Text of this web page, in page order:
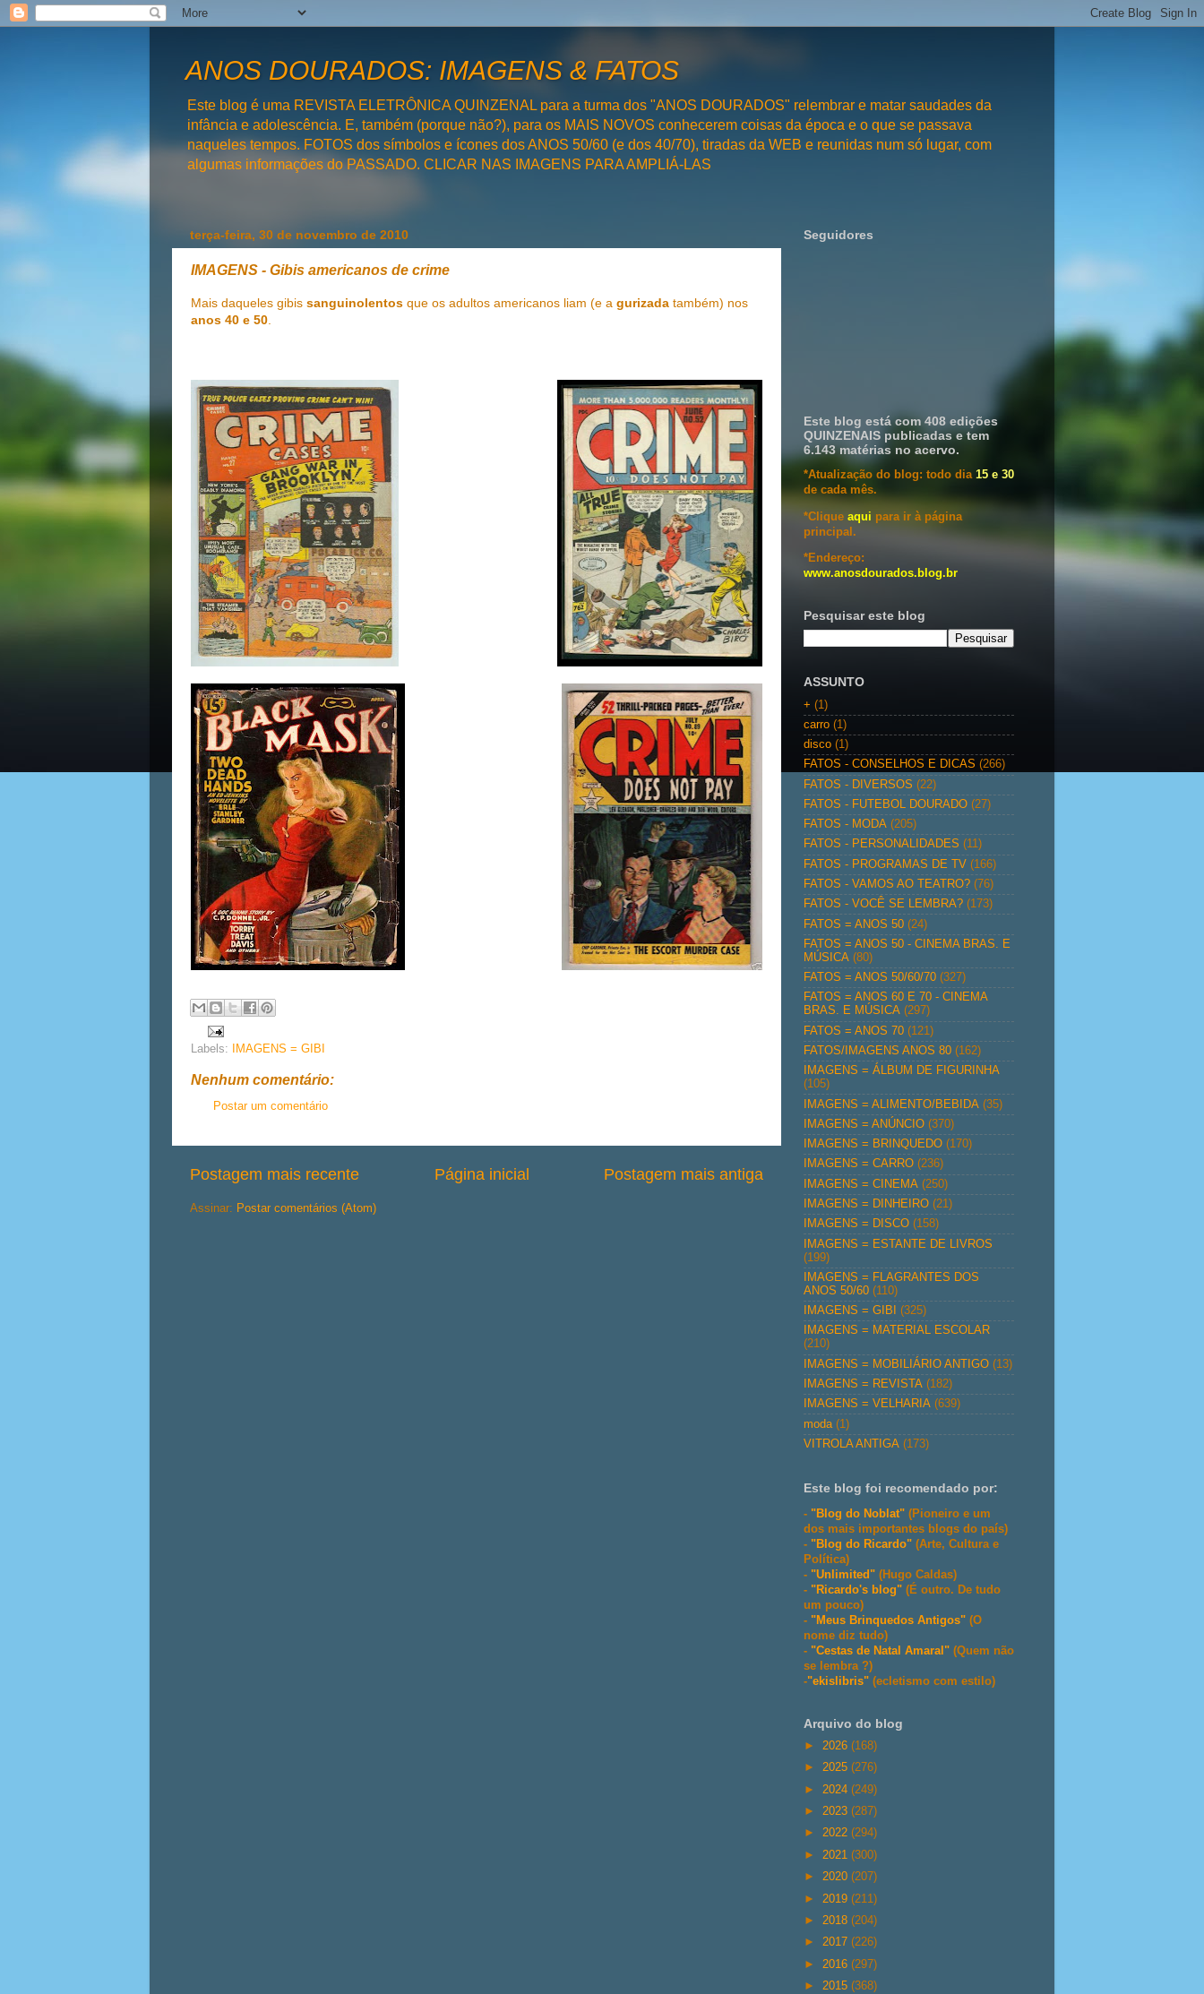
ANOS DOURADOS: IMAGENS & FATOS
Este blog é uma REVISTA ELETRÔNICA QUINZENAL para a turma dos "ANOS DOURADOS" relembrar e matar saudades da
infância e adolescência. E, também (porque não?), para os MAIS NOVOS conhecerem coisas da época e o que se passava
naqueles tempos. FOTOS dos símbolos e ícones dos ANOS 50/60 (e dos 40/70), tiradas da WEB e reunidas num só lugar, com
algumas informações do PASSADO. CLICAR NAS IMAGENS PARA AMPLIÁ-LAS
terça-feira, 30 de novembro de 2010
IMAGENS - Gibis americanos de crime
Mais daqueles gibis sanguinolentos que os adultos americanos liam (e a gurizada também) nos
anos 40 e 50.
Labels: IMAGENS = GIBI
Nenhum comentário:
Postar um comentário
Postagem mais recente Postagem mais antiga
Página inicial
Assinar: Postar comentários (Atom)
Seguidores
Este blog está com 408 edições
QUINZENAIS publicadas e tem
6.143 matérias no acervo.
*Atualização do blog: todo dia 15 e 30
de cada mês.
*Clique aqui para ir à página
principal.
*Endereço:
www.anosdourados.blog.br
Pesquisar este blog
ASSUNTO
+ (1)
carro (1)
disco (1)
FATOS - CONSELHOS E DICAS (266)
FATOS - DIVERSOS (22)
FATOS - FUTEBOL DOURADO (27)
FATOS - MODA (205)
FATOS - PERSONALIDADES (11)
FATOS - PROGRAMAS DE TV (166)
FATOS - VAMOS AO TEATRO? (76)
FATOS - VOCÊ SE LEMBRA? (173)
FATOS = ANOS 50 (24)
FATOS = ANOS 50 - CINEMA BRAS. E
MÚSICA (80)
FATOS = ANOS 50/60/70 (327)
FATOS = ANOS 60 E 70 - CINEMA
BRAS. E MÚSICA (297)
FATOS = ANOS 70 (121)
FATOS/IMAGENS ANOS 80 (162)
IMAGENS = ÁLBUM DE FIGURINHA
(105)
IMAGENS = ALIMENTO/BEBIDA (35)
IMAGENS = ANÚNCIO (370)
IMAGENS = BRINQUEDO (170)
IMAGENS = CARRO (236)
IMAGENS = CINEMA (250)
IMAGENS = DINHEIRO (21)
IMAGENS = DISCO (158)
IMAGENS = ESTANTE DE LIVROS
(199)
IMAGENS = FLAGRANTES DOS
ANOS 50/60 (110)
IMAGENS = GIBI
(325)
IMAGENS = MATERIAL ESCOLAR
(210)
IMAGENS = MOBILIÁRIO ANTIGO (13)
IMAGENS = REVISTA (182)
IMAGENS = VELHARIA (639)
moda (1)
VITROLA ANTIGA (173)
Este blog foi recomendado por:
- "Blog do Noblat" (Pioneiro e um
dos mais importantes blogs do país)
- "Blog do Ricardo" (Arte, Cultura e
Política)
- "Unlimited" (Hugo Caldas)
- "Ricardo's blog" (É outro. De tudo
um pouco)
- "Meus Brinquedos Antigos" (O
nome diz tudo)
- "Cestas de Natal Amaral" (Quem não
se lembra ?)
-"ekislibris" (ecletismo com estilo)
Arquivo do blog
► 2026 (168)
► 2025 (276)
► 2024 (249)
► 2023 (287)
► 2022 (294)
► 2021 (300)
► 2020 (207)
► 2019 (211)
► 2018 (204)
► 2017 (226)
► 2016 (297)
► 2015 (368)